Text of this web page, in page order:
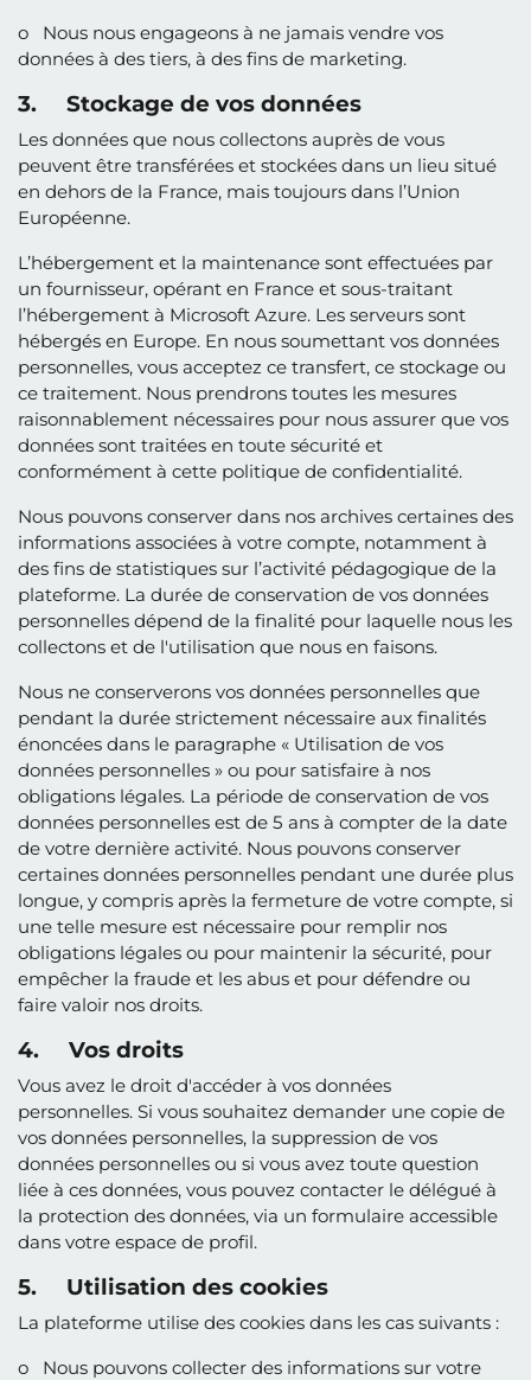
o Nous nous engageons à ne jamais vendre vos
données à des tiers, à des fins de marketing.
3. Stockage de vos données
Les données que nous collectons auprès de vous
peuvent être transférées et stockées dans un lieu situé
en dehors de la France, mais toujours dans l’Union
Européenne.
L’hébergement et la maintenance sont effectuées par
un fournisseur, opérant en France et sous-traitant
l’hébergement à Microsoft Azure. Les serveurs sont
hébergés en Europe. En nous soumettant vos données
personnelles, vous acceptez ce transfert, ce stockage ou
ce traitement. Nous prendrons toutes les mesures
raisonnablement nécessaires pour nous assurer que vos
données sont traitées en toute sécurité et
conformément à cette politique de confidentialité.
Nous pouvons conserver dans nos archives certaines des
informations associées à votre compte, notamment à
des fins de statistiques sur l’activité pédagogique de la
plateforme. La durée de conservation de vos données
personnelles dépend de la finalité pour laquelle nous les
collectons et de l'utilisation que nous en faisons.
Nous ne conserverons vos données personnelles que
pendant la durée strictement nécessaire aux finalités
énoncées dans le paragraphe « Utilisation de vos
données personnelles » ou pour satisfaire à nos
obligations légales. La période de conservation de vos
données personnelles est de 5 ans à compter de la date
de votre dernière activité. Nous pouvons conserver
certaines données personnelles pendant une durée plus
longue, y compris après la fermeture de votre compte, si
une telle mesure est nécessaire pour remplir nos
obligations légales ou pour maintenir la sécurité, pour
empêcher la fraude et les abus et pour défendre ou
faire valoir nos droits.
4. Vos droits
Vous avez le droit d'accéder à vos données
personnelles. Si vous souhaitez demander une copie de
vos données personnelles, la suppression de vos
données personnelles ou si vous avez toute question
liée à ces données, vous pouvez contacter le délégué à
la protection des données, via un formulaire accessible
dans votre espace de profil.
5. Utilisation des cookies
La plateforme utilise des cookies dans les cas suivants :
o Nous pouvons collecter des informations sur votre